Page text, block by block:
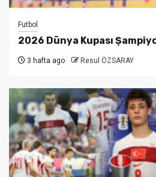
Futbol
2026 Dünya Kupası
3 hafta ago Resul ÖZSARAY